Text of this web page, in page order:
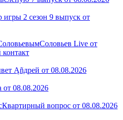
игры 2 сезон 9 выпуск от
Соловьев Live от
Ąñдpей от 08.08.2026
от 08.08.2026
Квартирный вопрос от 08.08.2026